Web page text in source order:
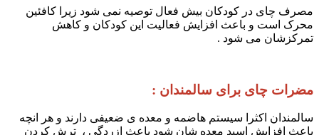
مصرف چای در کودکان بیش فعال توصیه نمی شود زیرا کافئین
محرک است و باعث افزایش فعالیت این کودکان و کاهش
تمرکزشان می شود .
مضرات چای برای سالمندان :
سالمندان اکثرا سیستم هاضمه و معده ی ضعیفی دارند و هر انچه
باعث افزایش اسید معده شان شود باعث ازردگی ، ترش کردن